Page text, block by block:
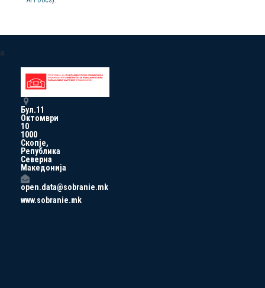
a
Бул.11
Октомври
10
1000
Скопје,
Република
Северна
Македонија
open.data@sobranie.mk
www.sobranie.mk